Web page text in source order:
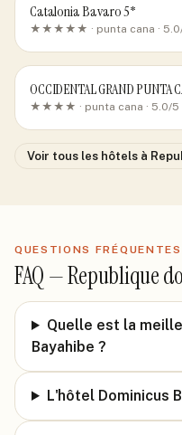
Catalonia Bavaro 5*
★★★★★ · punta cana ·
OCCIDENTAL GRAND PUNTA
★★★★ · punta cana · 5.0/5
Voir tous les hôtels à
QUESTIONS FRÉQUENTES
FAQ —Republique
Quelle est la
Bayahibe ?
L'hôtel Dominicus